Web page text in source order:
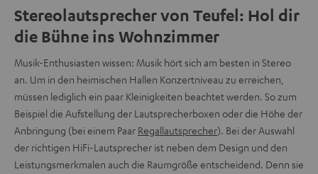
Stereolautsprecher von Teufel: Hol dir
die Bühne ins Wohnzimmer
Musik-Enthusiasten wissen: Musik hört sich am besten in Stereo
an. Um in den heimischen Hallen Konzertniveau zu erreichen,
müssen lediglich ein paar Kleinigkeiten beachtet werden. So zum
Beispiel die Aufstellung der Lautsprecherboxen oder die Höhe der
Anbringung (bei einem Paar Regallautsprecher). Bei der Auswahl
der richtigen HiFi-Lautsprecher ist neben dem Design und den
Leistungsmerkmalen auch die Raumgröße entscheidend. Denn sie